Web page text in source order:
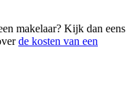
makelaar? Kijk dan eens
de kosten van een